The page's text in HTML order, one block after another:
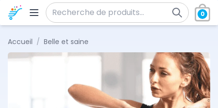
Aller au contenu
Recherche pour :
0
Accueil / Belle et saine